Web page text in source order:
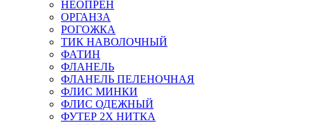
НЕОПРЕН
ОРГАНЗА
РОГОЖКА
ТИК НАВОЛОЧНЫЙ
ФАТИН
ФЛАНЕЛЬ
ФЛАНЕЛЬ ПЕЛЕНОЧНАЯ
ФЛИС МИНКИ
ФЛИС ОДЕЖНЫЙ
ФУТЕР 2Х НИТКА